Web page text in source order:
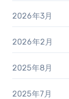
2026年3月
2026年2月
2025年8月
2025年7月